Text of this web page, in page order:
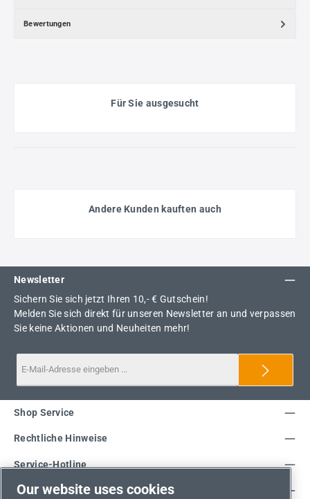
Bewertungen
Für Sie ausgesucht
Andere Kunden kauften auch
Newsletter
Sichern Sie sich jetzt Ihren 10,- € Gutschein!
Melden Sie sich direkt für unseren Newsletter an und verpassen
Sie keine Aktionen und Neuheiten mehr!
Service-Hotline
Shop Service
Rechtliche Hinweise
Unsere Vorteile
Our website uses cookies